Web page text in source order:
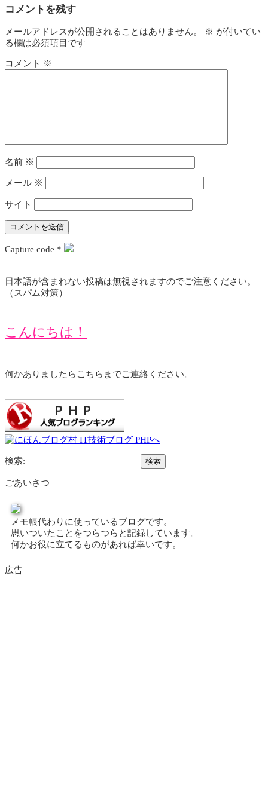
コメントを残す
メールアドレスが公開されることはありません。 ※ が付いてい
る欄は必須項目です
コメント ※
名前 ※
メール ※
サイト
Capture code *
日本語が含まれない投稿は無視されますのでご注意ください。
（スパム対策）
こんにちは！
何かありましたらこちらまでご連絡ください。
検索:
ごあいさつ
メモ帳代わりに使っているブログです。
思いついたことをつらつらと記録しています。
何かお役に立てるものがあれば幸いです。
広告